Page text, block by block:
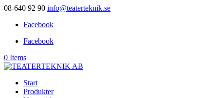
08-640 92 90 info@teaterteknik.se
Facebook
Facebook
0 Items
Start
Produkter